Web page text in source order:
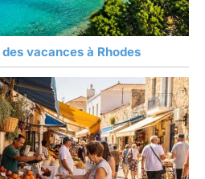
vacances à Rhodes